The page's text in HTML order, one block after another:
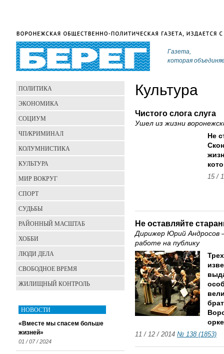
Газета,
которая
Культура
Чистого слога слуга
Ушел из жизни
Не
15 /
Не оставляйте
Дирижер Юрий Андросов
работе на публику
11 / 12 / 2014 № 138 (1853)
ПОЛИТИКА
ЭКОНОМИКА
СОЦИУМ
ЧП/КРИМИНАЛ
КОЛУМНИСТИКА
КУЛЬТУРА
МИР ВОКРУГ
СПОРТ
СУДЬБЫ
РАЙОННЫЙ МАСШТАБ
ХОББИ
ЛЮДИ ДЕЛА
СВОБОДНОЕ ВРЕМЯ
ЖИЛИЩНЫЙ КОНТРОЛЬ
НОВОСТИ
«Вместе мы спасем больше
жизней»
01 / 07 / 2024